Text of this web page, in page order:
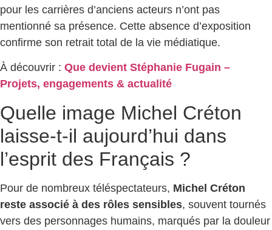
pour les carrières d’anciens acteurs n’ont pas
mentionné sa présence. Cette absence d’exposition
confirme son retrait total de la vie médiatique.
À découvrir : Que devient Stéphanie Fugain –
Projets, engagements & actualité
Quelle image Michel Créton
laisse-t-il aujourd’hui dans
l’esprit des Français ?
Pour de nombreux téléspectateurs, Michel Créton
reste associé à des rôles sensibles, souvent tournés
vers des personnages humains, marqués par la douleur